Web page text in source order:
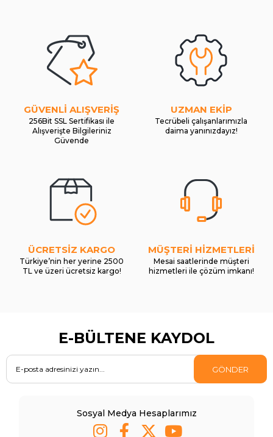
GÜVENLİ ALIŞVERİŞ
256Bit SSL Sertifikası ile
Alışverişte Bilgileriniz
Güvende
UZMAN EKİP
Tecrübeli çalışanlarımızla
daima yanınızdayız!
ÜCRETSİZ KARGO
Türkiye’nin her yerine 2500
TL ve üzeri ücretsiz kargo!
MÜŞTERİ HİZMETLERİ
Mesai saatlerinde müşteri
hizmetleri ile çözüm imkanı!
E-BÜLTENE KAYDOL
GÖNDER
Sosyal Medya Hesaplarımız